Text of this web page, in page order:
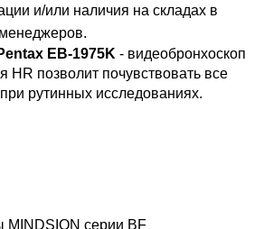
и/или наличия на складах в
EB-1975K - видеобронхоскоп
HR позволит почувствовать все
рутинных исследованиях.